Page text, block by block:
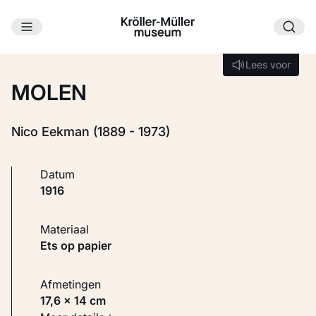
Ga naar hoofdinhoud
Lees voor
Lees voor
MOLEN
Nico Eekman (1889 - 1973)
Datum
1916
Materiaal
Ets op papier
Afmetingen
17,6 × 14 cm